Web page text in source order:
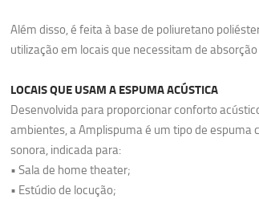
Além disso, é feita à base de poliuretano
utilização em locais que necessitam de
LOCAIS QUE USAM A ESPUMA ACÚSTICA
Desenvolvida para proporcionar conforto
ambientes, a Amplispuma é um tipo de
sonora, indicada para:
• Sala de home theater;
• Estúdio de locução;